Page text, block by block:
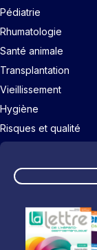
Pédiatrie
Rhumatologie
Santé animale
Transplantation
Vieillissement
Hygiène
Risques et qualité